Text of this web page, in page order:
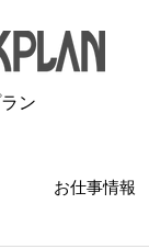
ン
お仕事情報